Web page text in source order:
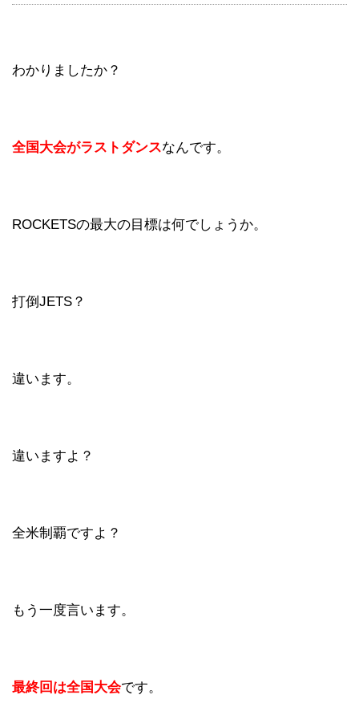
わかりましたか？
全国大会がラストダンスなんです。
ROCKETSの最大の目標は何でしょうか。
打倒JETS？
違います。
違いますよ？
全米制覇ですよ？
もう一度言います。
最終回は全国大会です。